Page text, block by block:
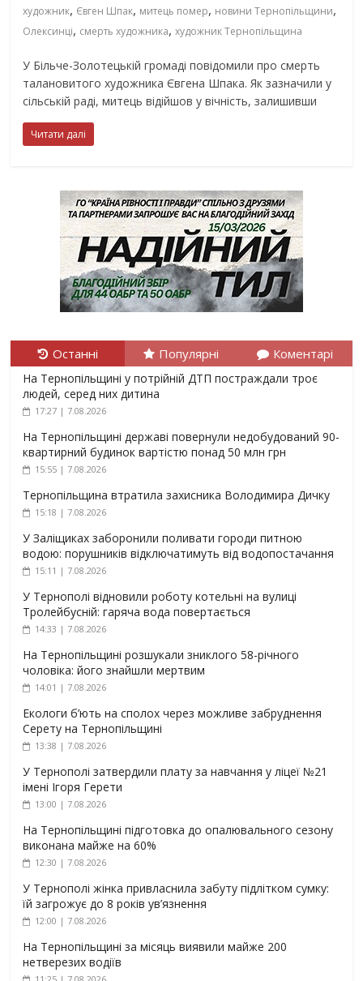
художник, Євген Шпак, митець помер, новини Тернопільщини,
Олексинці, смерть художника,художник Тернопільщина
У Більче-Золотецькій громаді повідомили про смерть
талановитого художника Євгена Шпака. Як зазначили у
сільській раді, митець відійшов у вічність, залишивши
Читати далі
Останні Популярні Коментарі
На Тернопільщині у потрійній ДТП постраждали троє
людей, серед них дитина
17:27 | 7.08.2026
На Тернопільщині державі повернули недобудований 90-
квартирний будинок вартістю понад 50 млн грн
15:55 | 7.08.2026
Тернопільщина втратила захисника Володимира Дичку
15:18 | 7.08.2026
У Заліщиках заборонили поливати городи питною
водою: порушників відключатимуть від водопостачання
15:11 | 7.08.2026
У Тернополі відновили роботу котельні на вулиці
Тролейбусній: гаряча вода повертається
14:33 | 7.08.2026
На Тернопільщині розшукали зниклого 58-річного
чоловіка: його знайшли мертвим
14:01 | 7.08.2026
Екологи б’ють на сполох через можливе забруднення
Серету на Тернопільщині
13:38 | 7.08.2026
У Тернополі затвердили плату за навчання у ліцеї №21
імені Ігоря Герети
13:00 | 7.08.2026
На Тернопільщині підготовка до опалювального сезону
виконана майже на 60%
12:30 | 7.08.2026
У Тернополі жінка привласнила забуту підлітком сумку:
їй загрожує до 8 років ув’язнення
12:00 | 7.08.2026
На Тернопільщині за місяць виявили майже 200
нетверезих водіїв